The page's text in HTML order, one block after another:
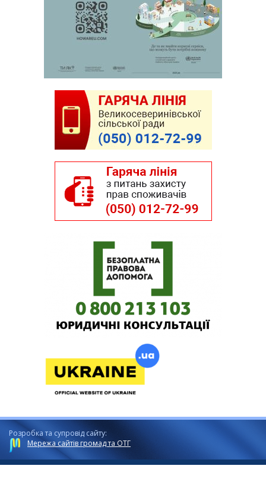
Розробка та супровід сайту:
Мережа сайтів громад та ОТГ